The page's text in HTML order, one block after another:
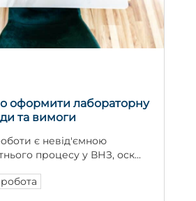
оформити лабораторну
та вимоги
є невід'ємною
процесу у ВНЗ, оск...